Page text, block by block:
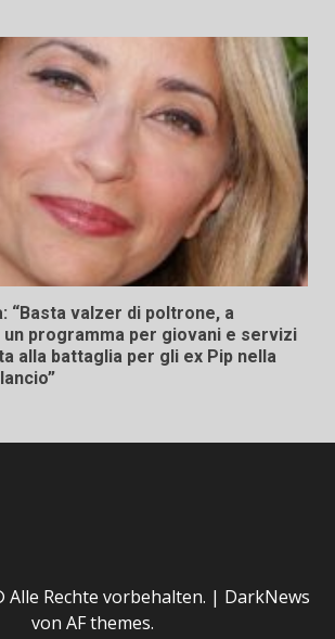
“Basta valzer di poltrone, a
programma per giovani e servizi
alla battaglia per gli ex Pip nella
Rechte vorbehalten. | DarkNews
von AF themes.